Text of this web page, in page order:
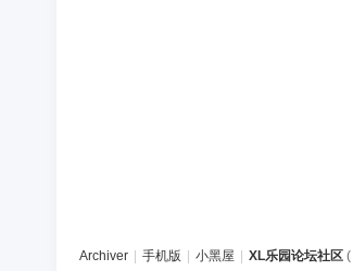
Archiver 手机版 小黑屋 XL乐园论坛社区 (